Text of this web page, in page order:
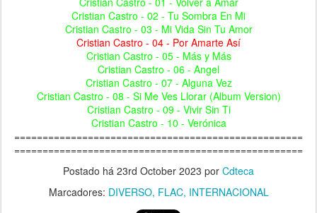
Cristian Castro - 02 - Tu Sombra En Mi
Cristian Castro - 03 - Mi Vida Sin Tu Amor
Cristian Castro - 04 - Por Amarte Así
Cristian Castro - 05 - Más y Más
Cristian Castro - 06 - Angel
Cristian Castro - 07 - Alguna Vez
Cristian Castro - 08 - Si Me Ves Llorar (Album Version)
Cristian Castro - 09 - Vivir Sin Ti
Cristian Castro - 10 - Verónica
===================================================
===================================================
Postado há 23rd October 2023 por Cdteca
Marcadores: DIVERSO FLAC INTERNACIONAL